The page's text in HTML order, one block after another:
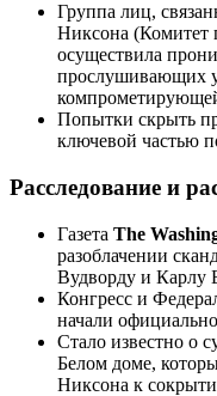
Группа лиц,
Никсона (Комитет
осуществила
прослушивающих
Попытки скрыть
ключевой частью
Расследование и
Газета The
разоблачении
Вудворду и Карлу
Конгресс и
начали
Стало известно о
Белом доме,
Никсона к